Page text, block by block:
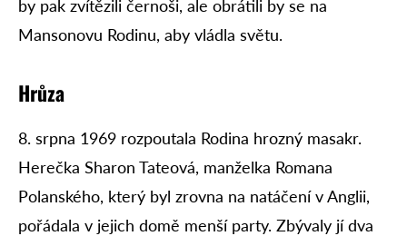
by pak zvítězili černoši, ale obrátili by se na
Mansonovu Rodinu, aby vládla světu.
Hrůza
8. srpna 1969 rozpoutala Rodina hrozný masakr.
Herečka Sharon Tateová, manželka Romana
Polanského, který byl zrovna na natáčení v Anglii,
pořádala v jejich domě menší party. Zbývaly jí dva